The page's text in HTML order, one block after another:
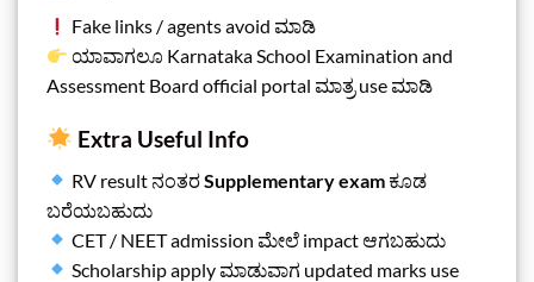
Fake links / agents avoid ಮಾಡಿ
ಯಾವಾಗಲೂ Karnataka School Examination and
Assessment Board official portal ಮಾತ್ರ use ಮಾಡಿ
Extra Useful Info
RV result ನಂತರSupplementary exam ಕೂಡ
ಬರೆಯಬಹುದು
CET / NEET admission ಮೇಲೆ impact ಆಗಬಹುದು
Scholarship apply ಮಾಡುವಾಗ updated marks use